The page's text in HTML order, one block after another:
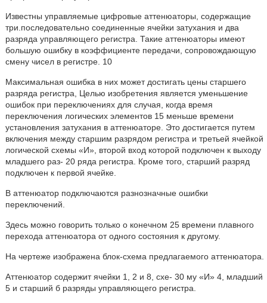
Известны управляемые цифровые аттенюаторы, содержащие
три.последовательно соединенные ячейки затухания и два
разряда управляющего регистра. Такие аттенюаторы имеют
большую ошибку в коэффициенте передачи, сопровождающую
смену чисел в регистре. 10
Максимальная ошибка в них может достигать цены старшего
разряда регистра, Целью изобретения является уменьшение
ошибок при переключениях для случая, когда время
переключения логических элементов 15 меньше времени
установления затухания в аттенюаторе. Это достигается путем
включения между старшим разрядом регистра и третьей ячейкой
логической схемы «И», второй вход которой подключен к выходу
младшего раз- 20 ряда регистра. Кроме того, старший разряд
подключен к первой ячейке.
В аттенюатор подключаются разнозначные ошибки
переключений.
Здесь можно говорить только о конечном 25 времени плавного
перехода аттенюатора от одного состояния к другому.
На чертеже изображена блок-схема предлагаемого аттенюатора.
Аттенюатор содержит ячейки 1, 2 и 8, схе- 30 му «И» 4, младший
5 и старший б разряды управляющего регистра.